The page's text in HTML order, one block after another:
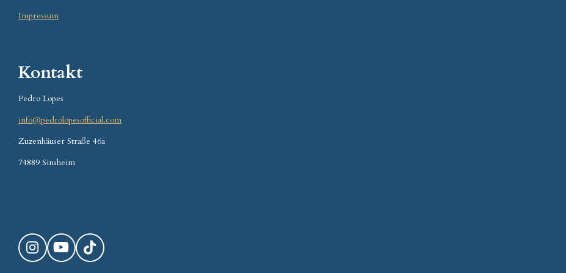
Impressum
Kontakt
Pedro Lopes
info@pedrolopesofficial.com
Zuzenhäuser Straße 46a
74889 Sinsheim
I
n
Y
o
T
i